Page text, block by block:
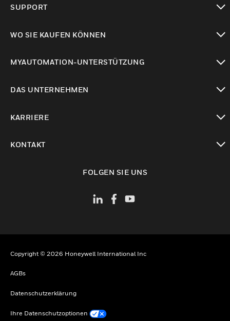
SUPPORT
WO SIE KAUFEN KÖNNEN
MYAUTOMATION-UNTERSTÜTZUNG
DAS UNTERNEHMEN
KARRIERE
KONTAKT
FOLGEN SIE UNS
Copyright © 2026 Honeywell International Inc
AGBs
Datenschutzerklärung
Ihre Datenschutzoptionen